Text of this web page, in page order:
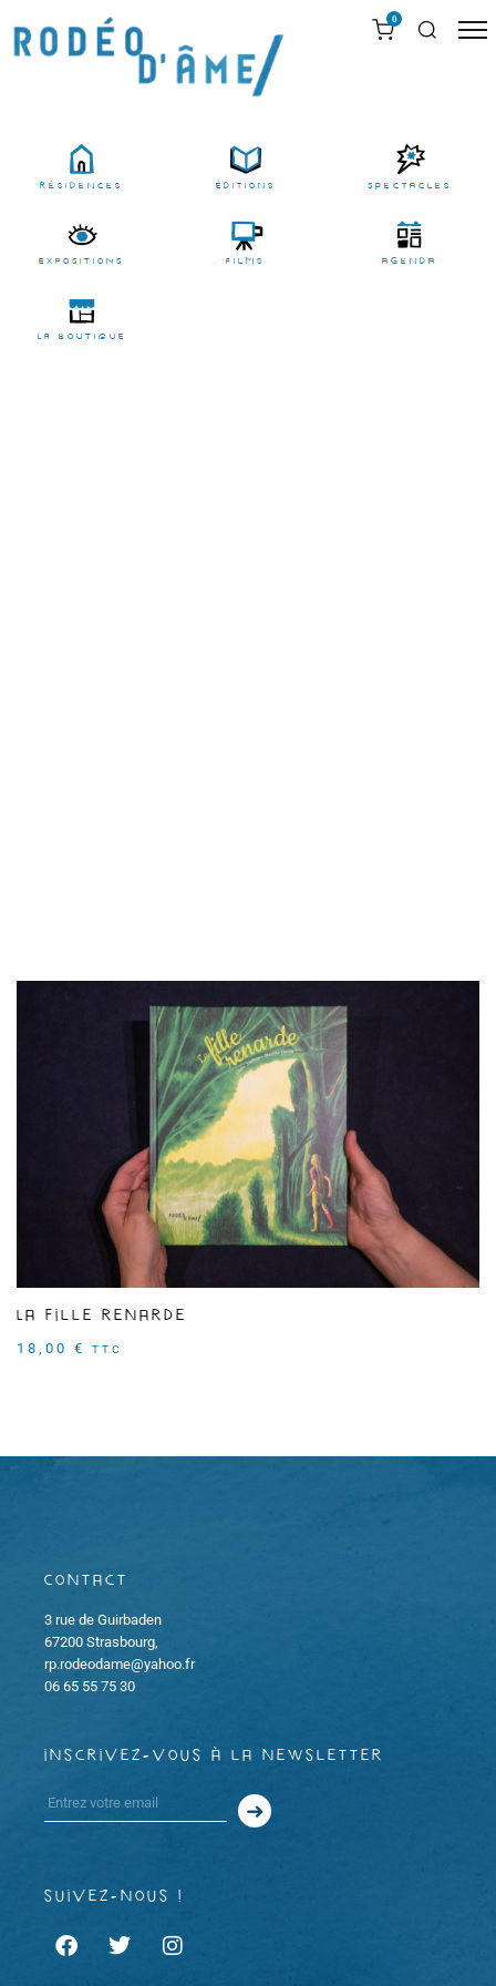
0
résidences Éditions Spectacles
EXPOSITIONS films agenda
LA BOUTIQUE
La fille renarde
18,00 € TTC
Contact
3 rue de Guirbaden
67200 Strasbourg,
rp.rodeodame@yahoo.fr
06 65 55 75 30
inscrivez-vous à la newsletter
suivez-nous !